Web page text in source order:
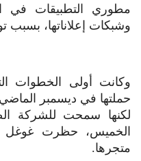
مطوري التطبيقات في
وشبكات إعلاناتها، بسبب
وكانت أولى الخطوات
حملتها في ديسمبر
لكنها سمحت للشركة
الخميس، حظرت غوغل
متجرها.